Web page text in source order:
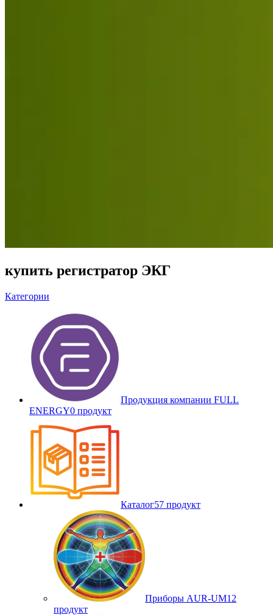
купить регистратор ЭКГ
Категории
Продукция компании FULL
ENERGY0 продукт
Каталог57 продукт
Приборы AUR-UM12
продукт